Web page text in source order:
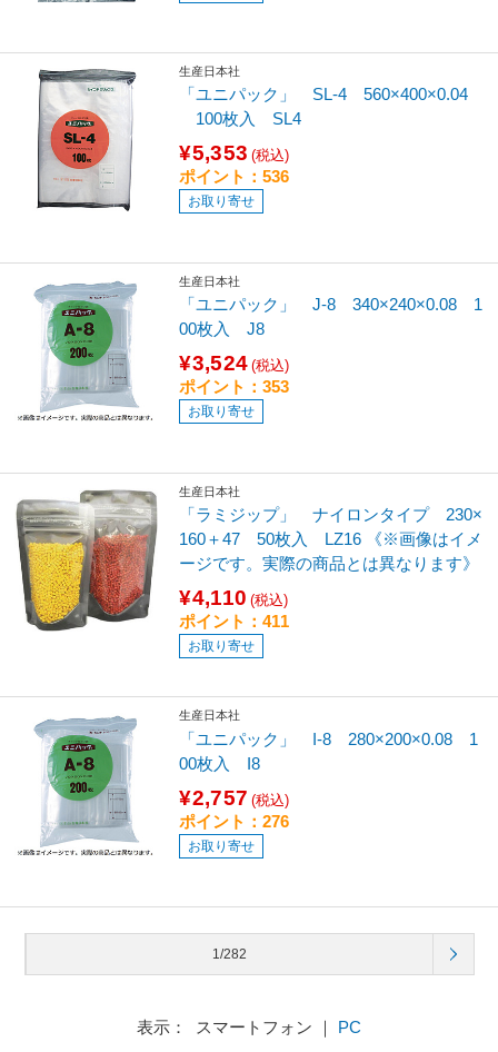
生産日本社
「ユニパック」 SL-4 560×400×0.04
100枚入 SL4
¥5,353 (税込)
ポイント：536
お取り寄せ
生産日本社
「ユニパック」 J-8 340×240×0.08 1
00枚入 J8
¥3,524 (税込)
ポイント：353
お取り寄せ
生産日本社
「ラミジップ」 ナイロンタイプ 230×
160＋47 50枚入 LZ16 《※画像はイメ
ージです。実際の商品とは異なります》
¥4,110 (税込)
ポイント：411
お取り寄せ
生産日本社
「ユニパック」 I-8 280×200×0.08 1
00枚入 I8
¥2,757 (税込)
ポイント：276
お取り寄せ
1/282
表示： スマートフォン ｜ PC